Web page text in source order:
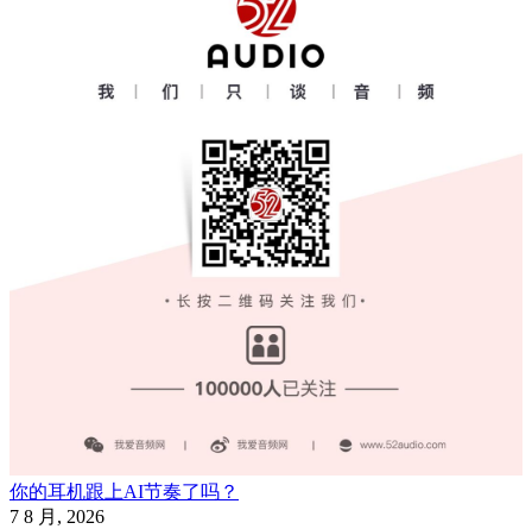
你的耳机跟上AI节奏了吗？
7 8 月, 2026